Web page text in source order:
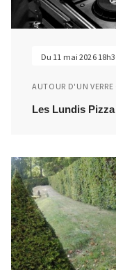
Les Lundis
AUTOUR D'UN
Du 11 mai 2026